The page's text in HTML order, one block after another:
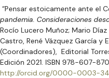
“Pensar estoicamente ante el
pandemia. Consideraciones
Rocío Lucero Muñoz; Mario
Castro, René Vázquez García y
(Coordinadores), Editorial
Edición 2021. ISBN 978-607-
http://orcid.org/0000-0003-